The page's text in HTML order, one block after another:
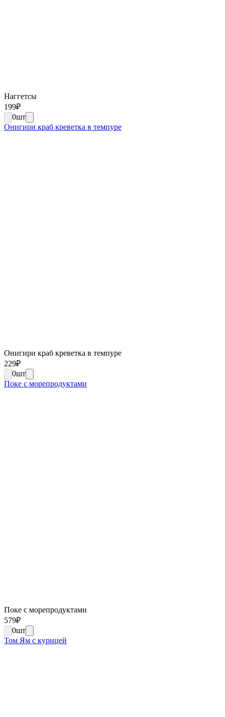
Наггетсы
199₽
0шт
Онигири краб креветка в темпуре
Онигири краб креветка в темпуре
229₽
0шт
Поке с морепродуктами
Поке с морепродуктами
579₽
0шт
Том Ям с курицей